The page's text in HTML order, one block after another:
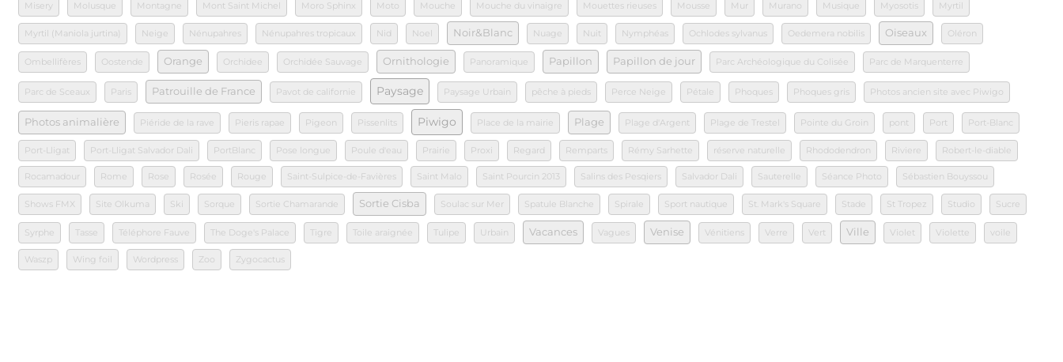
Misery Molusque Montagne Mont Saint Michel Moro Sphinx Moto Mouche Mouche du vinaigre Mouettes rieuses Mousse Mur Murano Musique Myosotis Myrtil
Myrtil (Maniola jurtina) Neige Nénupahres Nénupahres tropicaux Nid Noel Noir&Blanc Nuage Nuit Nymphéas Ochlodes sylvanus Oedemera nobilis Oiseaux Oléron
Ombellifères Oostende Orange Orchidee Orchidée Sauvage Ornithologie Panoramique Papillon Papillon de jour Parc Archéologique du Colisée Parc de Marquenterre
Parc de Sceaux Paris Patrouille de France Pavot de californie Paysage Paysage Urbain pêche à pieds Perce Neige Pétale Phoques Phoques gris Photos ancien site avec Piwigo
Photos animalière Piéride de la rave Pieris rapae Pigeon Pissenlits Piwigo Place de la mairie Plage Plage d'Argent Plage de Trestel Pointe du Groin pont Port Port-Blanc
Port-Lligat Port-Lligat Salvador Dali PortBlanc Pose longue Poule d'eau Prairie Proxi Regard Remparts Rémy Sarhette réserve naturelle Rhododendron Riviere Robert-le-diable
Rocamadour Rome Rose Rosée Rouge Saint-Sulpice-de-Favières Saint Malo Saint Pourcin 2013 Salins des Pesqiers Salvador Dali Sauterelle Séance Photo Sébastien Bouyssou
Shows FMX Site Olkuma Ski Sorque Sortie Chamarande Sortie Cisba Soulac sur Mer Spatule Blanche Spirale Sport nautique St. Mark's Square Stade St Tropez Studio Sucre
Syrphe Tasse Téléphore Fauve The Doge's Palace Tigre Toile araignée Tulipe Urbain Vacances Vagues Venise Vénitiens Verre Vert Ville Violet Violette voile
Waszp Wing foil Wordpress Zoo Zygocactus